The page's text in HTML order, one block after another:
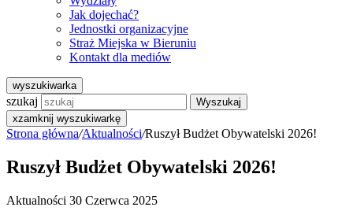
Jak dojechać?
Jednostki organizacyjne
Straż Miejska w Bieruniu
Kontakt dla mediów
wyszukiwarka
szukaj
Wyszukaj
xzamknij wyszukiwarkę
Strona główna/Aktualności/Ruszył Budżet Obywatelski 2026!
Ruszył Budżet Obywatelski 2026!
Aktualności 30 Czerwca 2025